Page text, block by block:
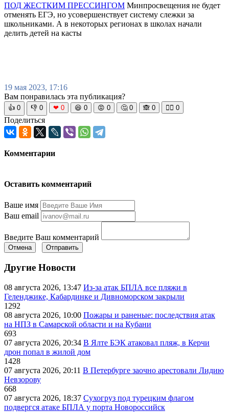
ПОД ЖЕСТКИМ ПРЕССИНГОМ Минпросвещения не будет
отменять ЕГЭ, но усовершенствует систему слежки за
школьниками. А в некоторых регионах в школах начали
делить детей на касты
19 мая 2023, 17:16
Вам понравилась эта публикация?
👍 0 👎 0 ❤ 0 😆 0 😡 0 🤔 0 🙈 0 🧘‍♀️ 0
Поделиться
Комментарии
Оставить комментарий
Ваше имя
Ваш email
Введите Ваш комментарий
Отмена Отправить
Другие Новости
08 августа 2026, 13:47 Из-за атак БПЛА все пляжи в
Геленджике, Кабардинке и Дивноморском закрыли
1292
08 августа 2026, 10:00 Пожары и раненые: последствия атак
на НПЗ в Самарской области и на Кубани
693
07 августа 2026, 20:34 В Ялте БЭК атаковал пляж, в Керчи
дрон попал в жилой дом
1428
07 августа 2026, 20:11 В Петербурге заочно арестовали Лидию
Невзорову
668
07 августа 2026, 18:37 Сухогруз под турецким флагом
подвергся атаке БПЛА у порта Новороссийск